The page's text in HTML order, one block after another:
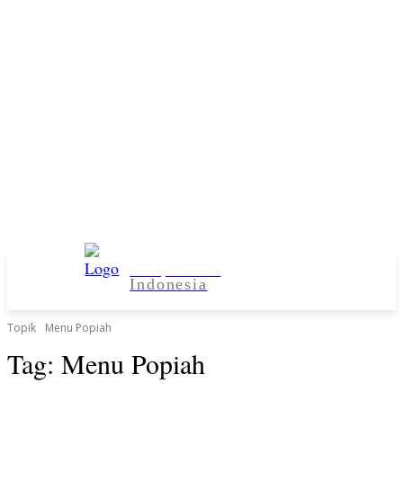
Indonesia
Topik Menu Popiah
Tag: Menu Popiah